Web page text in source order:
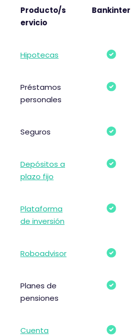
Producto/s
ervicio
Bankinter
Hipotecas
Préstamos
personales
Seguros
Depósitos a
plazo fijo
Plataforma
de inversión
Roboadvisor
Planes de
pensiones
Cuenta